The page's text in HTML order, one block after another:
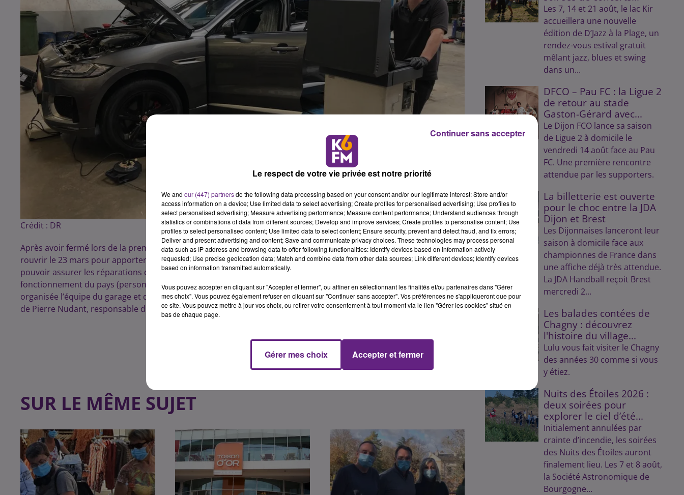
Crédit : DR
Après avoir fermé lors de la première semaine de confinement, le garage « Nudant automobile » a décidé de
rouvrir le 23 mars pour apporter un service minimum. Plus question de vendre des voitures, mais l’idée était de
pouvoir assurer les réparations des véhicules des personnes travaillant pour les services jugés essentiel au
fonctionnement du pays (personnel soignant, mais aussi salariés de commerces alimentaires...). Comment s’est
organisée l’équipe du garage et quelles sont maintenant les perspectives d’avenir ? Ecoutez ci-dessous l’interview
de Pierre Nudant, responsable du garage :
SUR LE MÊME SUJET
Les 7, 14 et 21 août, le lac Kir
accueillera une nouvelle
édition de D’Jazz à la Plage, un
rendez-vous estival gratuit
mêlant jazz, blues et swing
dans un...
DFCO – Pau FC : la Ligue 2
de retour au stade
Gaston-Gérard avec...
Le Dijon FCO lance sa saison
de Ligue 2 à domicile le
vendredi 14 août face au Pau
FC. Une première rencontre
attendue par les supporters.
La billetterie est ouverte
pour le choc entre la JDA
Dijon et Brest
Les Dijonnaises lanceront leur
saison à domicile face aux
championnes de France dans
une affiche déjà très attendue.
La JDA Handball reçoit Brest
mercredi 2...
Les balades contées de
Chagny : découvrez
l'histoire du village...
Lulu vous fait visiter le Chagny
des années 30 comme si vous
y étiez.
Nuits des Étoiles 2026 :
deux soirées pour
explorer le ciel d’été...
Initialement annulées par
crainte d’incendie, les soirées
des Nuits des Étoiles auront
finalement lieu. Les 7 et 8 août,
la Société Astronomique de
Bourgogne...
Le respect de votre vie privée est notre priorité
We and our (447) partnersdo the following data processing based on your consent and/or our legitimate interest: Store and/or
access information on a device; Use limited data to select advertising; Create profiles for personalised advertising; Use profiles to
select personalised advertising; Measure advertising performance; Measure content performance; Understand audiences through
statistics or combinations of data from different sources; Develop and improve services; Create profiles to personalise content; Use
profiles to select personalised content; Use limited data to select content; Ensure security, prevent and detect fraud, and fix errors;
Deliver and present advertising and content; Save and communicate privacy choices. These technologies may process personal
data such as IP address and browsing data to offer following functionalities: Identify devices based on information actively
requested; Use precise geolocation data; Match and combine data from other data sources; Link different devices; Identify devices
based on information transmitted automatically.
Vous pouvez accepter en cliquant sur "Accepter et fermer", ou affiner en sélectionnant les finalités et/ou partenaires dans "Gérer
mes choix". Vous pouvez également refuser en cliquant sur "Continuer sans accepter". Vos préférences ne s'appliqueront que pour
ce site. Vous pouvez mettre à jour vos choix, ou retirer votre consentement à tout moment via le lien "Gérer les cookies" situé en
bas de chaque page.
Gérer mes choix Accepter et fermer
Continuer sans accepter